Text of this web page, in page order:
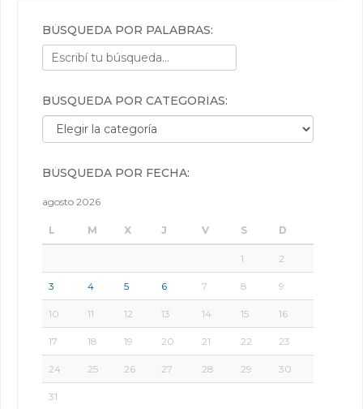
BÚSQUEDA POR PALABRAS:
BÚSQUEDA POR CATEGORÍAS:
Búsqueda por categorías:
BÚSQUEDA POR FECHA:
agosto 2026
L M X J V S D
1 2
3 4 5 6 7 8 9
10 11 12 13 14 15 16
17 18 19 20 21 22 23
24 25 26 27 28 29 30
31